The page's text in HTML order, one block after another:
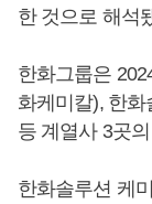
한 것으로 해석
한화그룹은
화케미칼), 한
등 계열사 3곳
한화솔루션 케